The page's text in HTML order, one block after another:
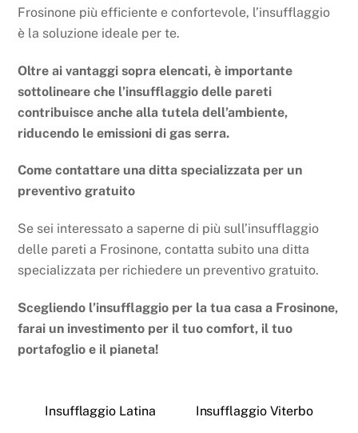
Frosinone più efficiente e confortevole, l’insufflaggio
è la soluzione ideale per te.
Oltre ai vantaggi sopra elencati, è importante
sottolineare che l’insufflaggio delle pareti
contribuisce anche alla tutela dell’ambiente,
riducendo le emissioni di gas serra.
Come contattare una ditta specializzata per un
preventivo gratuito
Se sei interessato a saperne di più sull’insufflaggio
delle pareti a Frosinone, contatta subito una ditta
specializzata per richiedere un preventivo gratuito.
Scegliendo l’insufflaggio per la tua casa a Frosinone,
farai un investimento per il tuo comfort, il tuo
portafoglio e il pianeta!
Insufflaggio Latina Insufflaggio Viterbo